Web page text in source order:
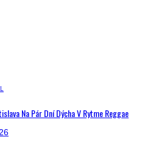
Na Pár Dní Dýcha V Rytme Reggae